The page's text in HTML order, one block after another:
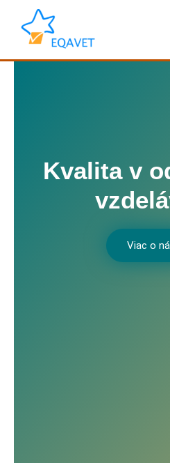
Preskočiť
obsah
Kvalita v
Viac o